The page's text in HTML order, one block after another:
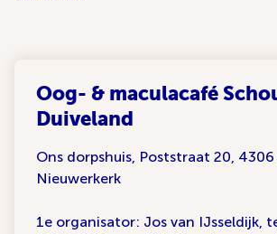
Oog- & maculacafé
Duiveland
Ons dorpshuis, Poststraat 20, 4306
Nieuwerkerk
1e organisator: Jos van IJsseldijk,